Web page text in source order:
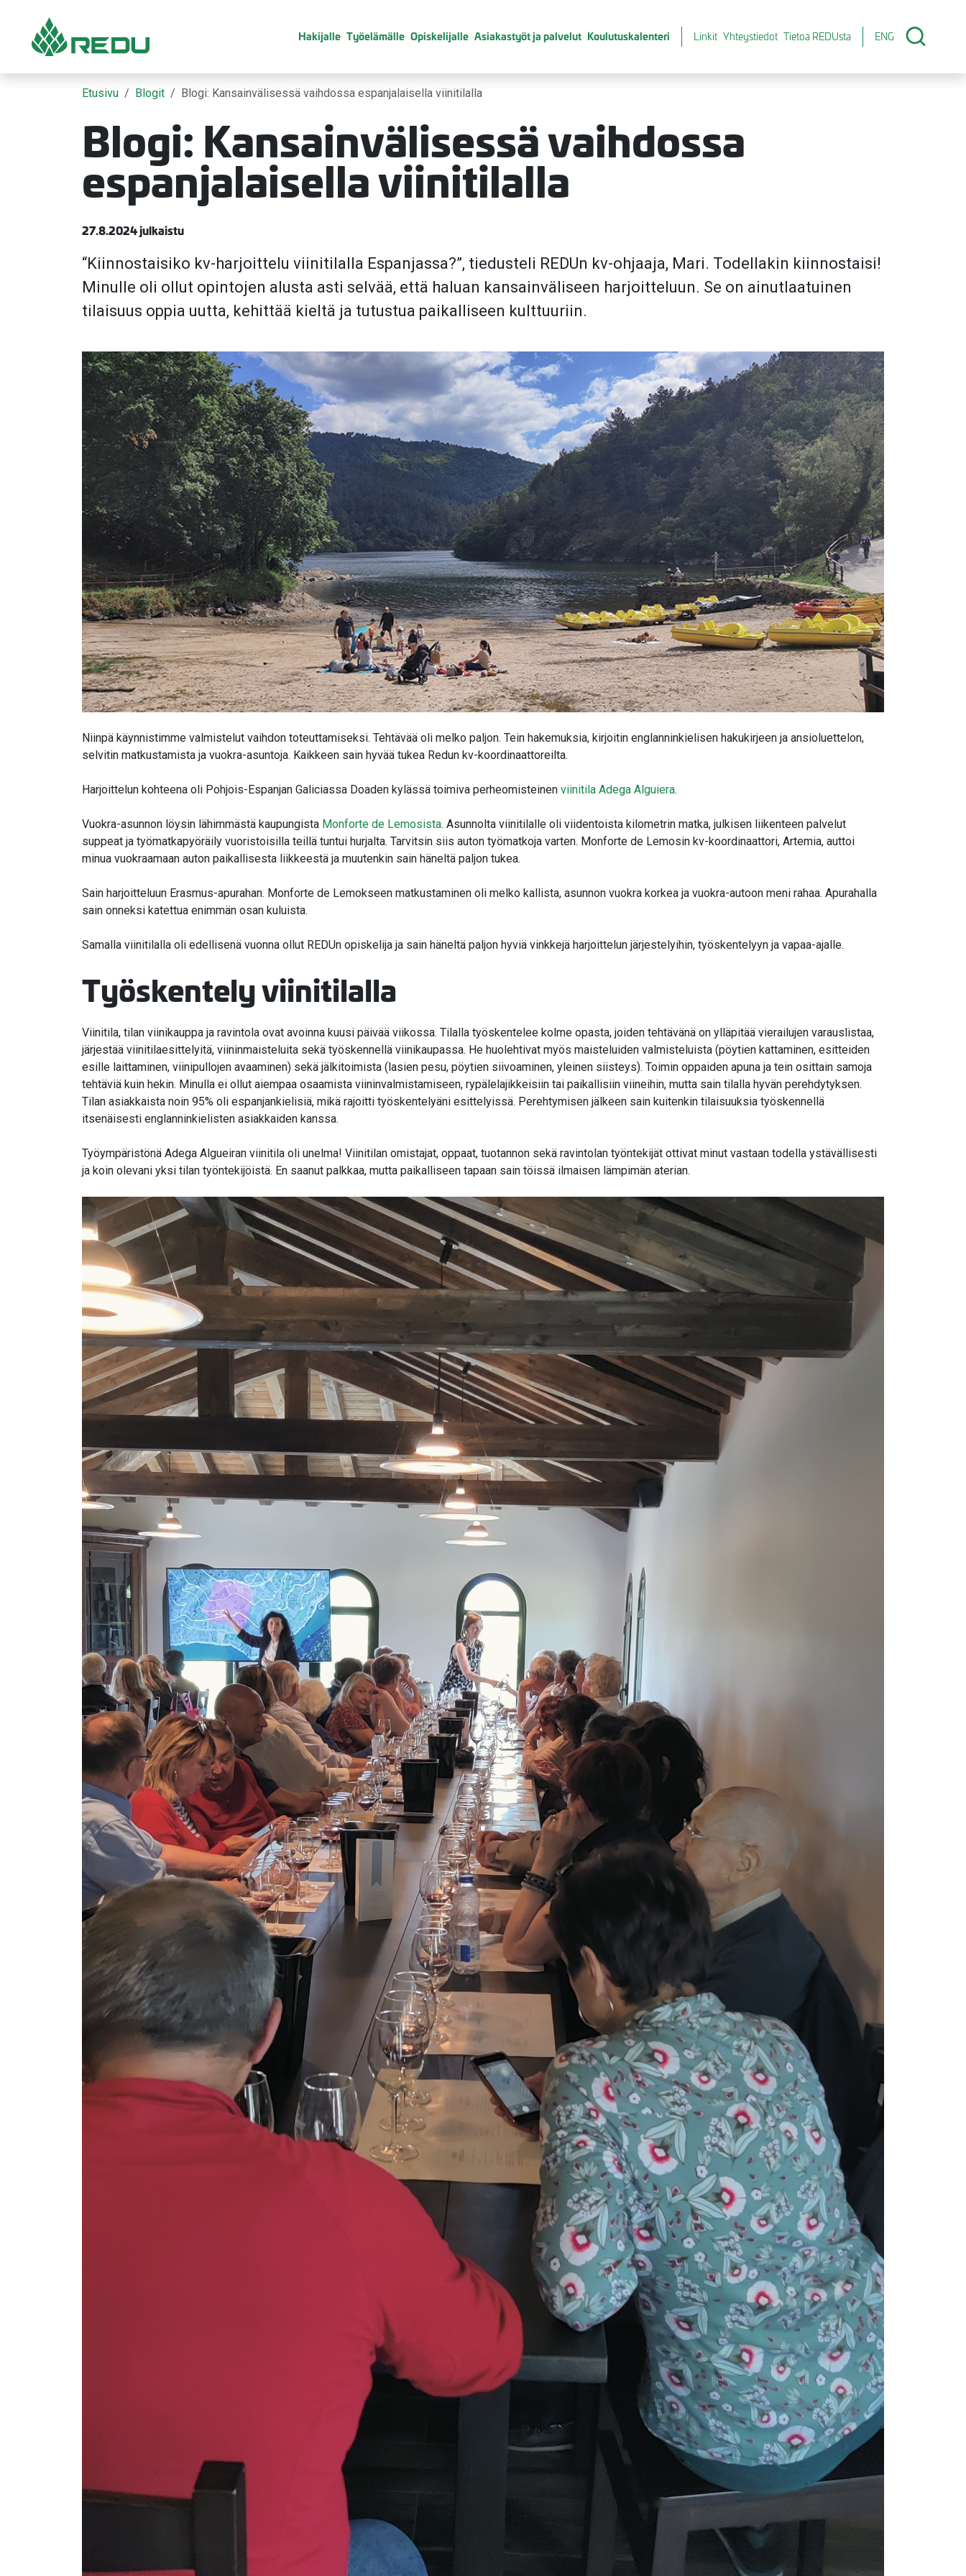
Hakijalle Työelämälle Opiskelijalle Asiakastyöt ja palvelut Koulutuskalenteri Linkit Yhteystiedot Tietoa REDUsta ENG
Etusivu Blogit Blogi: Kansainvälisessä vaihdossa espanjalaisella viinitilalla
Blogi: Kansainvälisessä vaihdossa
espanjalaisella viinitilalla
27.8.2024 julkaistu
“Kiinnostaisiko kv-harjoittelu viinitilalla Espanjassa?”, tiedusteli REDUn kv-ohjaaja, Mari. Todellakin kiinnostaisi!
Minulle oli ollut opintojen alusta asti selvää, että haluan kansainväliseen harjoitteluun. Se on ainutlaatuinen
tilaisuus oppia uutta, kehittää kieltä ja tutustua paikalliseen kulttuuriin.
Niinpä käynnistimme valmistelut vaihdon toteuttamiseksi. Tehtävää oli melko paljon. Tein hakemuksia, kirjoitin englanninkielisen hakukirjeen ja ansioluettelon,
selvitin matkustamista ja vuokra-asuntoja. Kaikkeen sain hyvää tukea Redun kv-koordinaattoreilta.
Harjoittelun kohteena oli Pohjois-Espanjan Galiciassa Doaden kylässä toimiva perheomisteinen viinitila Adega Alguiera.
Vuokra-asunnon löysin lähimmästä kaupungista Monforte de Lemosista. Asunnolta viinitilalle oli viidentoista kilometrin matka, julkisen liikenteen palvelut
suppeat ja työmatkapyöräily vuoristoisilla teillä tuntui hurjalta. Tarvitsin siis auton työmatkoja varten. Monforte de Lemosin kv-koordinaattori, Artemia, auttoi
minua vuokraamaan auton paikallisesta liikkeestä ja muutenkin sain häneltä paljon tukea.
Sain harjoitteluun Erasmus-apurahan. Monforte de Lemokseen matkustaminen oli melko kallista, asunnon vuokra korkea ja vuokra-autoon meni rahaa. Apurahalla
sain onneksi katettua enimmän osan kuluista.
Samalla viinitilalla oli edellisenä vuonna ollut REDUn opiskelija ja sain häneltä paljon hyviä vinkkejä harjoittelun järjestelyihin, työskentelyyn ja vapaa-ajalle.
Työskentely viinitilalla
Viinitila, tilan viinikauppa ja ravintola ovat avoinna kuusi päivää viikossa. Tilalla työskentelee kolme opasta, joiden tehtävänä on ylläpitää vierailujen varauslistaa,
järjestää viinitilaesittelyitä, viininmaisteluita sekä työskennellä viinikaupassa. He huolehtivat myös maisteluiden valmisteluista (pöytien kattaminen, esitteiden
esille laittaminen, viinipullojen avaaminen) sekä jälkitoimista (lasien pesu, pöytien siivoaminen, yleinen siisteys). Toimin oppaiden apuna ja tein osittain samoja
tehtäviä kuin hekin. Minulla ei ollut aiempaa osaamista viininvalmistamiseen, rypälelajikkeisiin tai paikallisiin viineihin, mutta sain tilalla hyvän perehdytyksen.
Tilan asiakkaista noin 95% oli espanjankielisiä, mikä rajoitti työskentelyäni esittelyissä. Perehtymisen jälkeen sain kuitenkin tilaisuuksia työskennellä
itsenäisesti englanninkielisten asiakkaiden kanssa.
Työympäristönä Adega Algueiran viinitila oli unelma! Viinitilan omistajat, oppaat, tuotannon sekä ravintolan työntekijät ottivat minut vastaan todella ystävällisesti
ja koin olevani yksi tilan työntekijöistä. En saanut palkkaa, mutta paikalliseen tapaan sain töissä ilmaisen lämpimän aterian.